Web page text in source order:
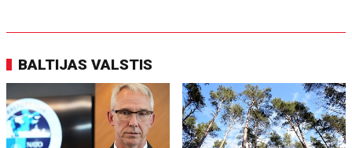
BALTIJAS VALSTIS